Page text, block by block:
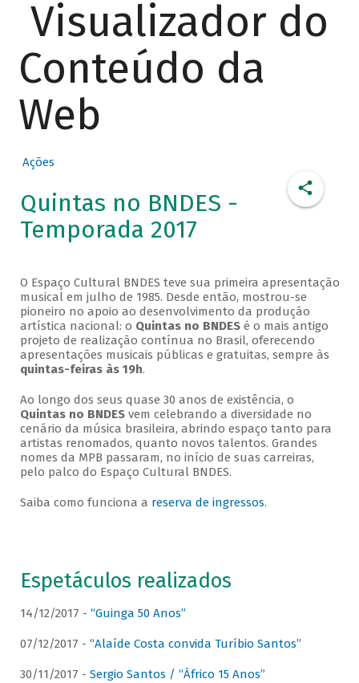
Visualizador do
Conteúdo da
Web
Ações
Quintas no BNDES -
Temporada 2017
O Espaço Cultural BNDES teve sua primeira apresentação
musical em julho de 1985. Desde então, mostrou-se
pioneiro no apoio ao desenvolvimento da produção
artística nacional: o Quintas no BNDESé o mais antigo
projeto de realização contínua no Brasil, oferecendo
apresentações musicais públicas e gratuitas, sempre às
quintas-feiras às 19h.
Ao longo dos seus quase 30 anos de existência, o
Quintas no BNDESvem celebrando a diversidade no
cenário da música brasileira, abrindo espaço tanto para
artistas renomados, quanto novos talentos. Grandes
nomes da MPB passaram, no início de suas carreiras,
pelo palco do Espaço Cultural BNDES.
Saiba como funciona a reserva de ingressos.
Espetáculos realizados
14/12/2017 - “Guinga 50 Anos”
07/12/2017 - “Alaíde Costa convida Turíbio Santos”
30/11/2017 - Sergio Santos / “Áfrico 15 Anos”